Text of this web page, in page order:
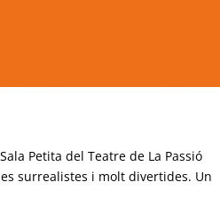
Petita del Teatre de La Passió
surrealistes i molt divertides. Un